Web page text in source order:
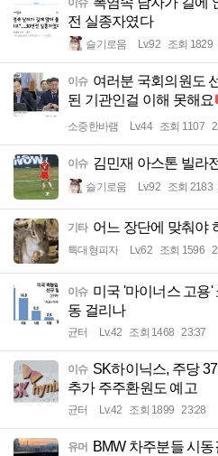
이슈
전 실종자였다
슬기로움 Lv.92 조회 1829
이슈 여러분 국회의원도
된 기관인걸 이해 못해요
소중한바램 Lv.44 조회 1107
이슈 김민재 아스톤 빌라
슬기로움 Lv.92 조회 2183
기타 어느 장단에 맞춰야
특대형피자 Lv.62 조회 1596
이슈 미국 '마이너스 고용
동 걸리나
균터 Lv.42 조회 1468 23:37
이슈 SK하이닉스, 주당
추가 주주환원도 예고
균터 Lv.42 조회 1899 23:28
유머 BMW 차주분들 시